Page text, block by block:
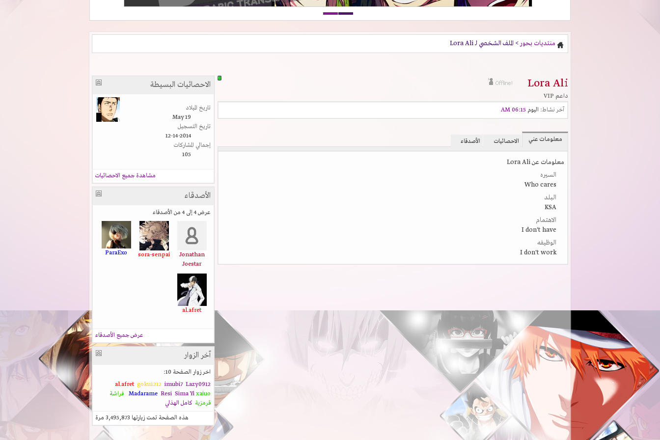
منتديات بحور > الملف الشخصي لـ Lora Ali
Lora Ali
داعم VIP
آخر نشاط: اليوم 06:15 AM
معلومات عني الاحصائيات الأصدقاء
معلومات عن Lora Ali
السيره
Who cares
البلد
KSA
الاهتمام
I don't have
الوظيفه
I don't work
الاحصائيات البسيطة
تاريخ الميلاد
May 19
تاريخ التسجيل
12-14-2014
إجمالي المشاركات
105
مشاهدة جميع الاحصائيات
الأصدقاء
عرض 4 إلى 4 من الأصدقاء
Jonathan
Joestar
sora-senpai
ParaExo
al.afret
عرض جميع الأصدقاء
آخر الزوار
اخر زوار الصفحة 10:
al.afret goku1212 imubi7 Lazy0912
Madarame Resi Sima Yixaiuo
فراشة
قرمزية كامل الهذلي
هذه الصفحة تمت زيارتها 3,495,873 مرة